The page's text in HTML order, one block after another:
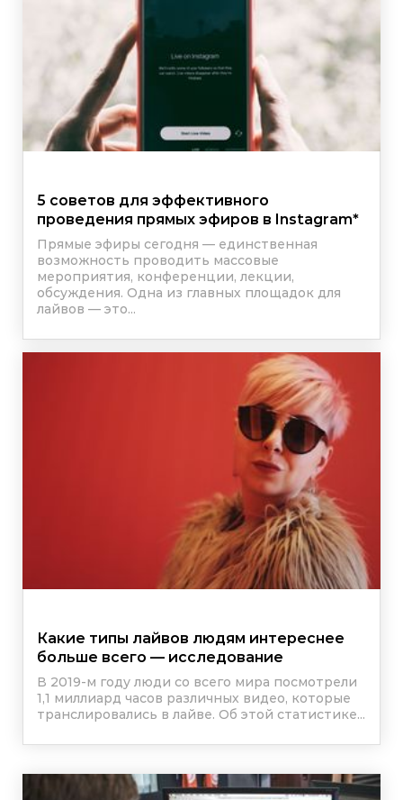
5 советов для эффективного
проведения прямых эфиров в Instagram*
Прямые эфиры сегодня — единственная
возможность проводить массовые
мероприятия, конференции, лекции,
обсуждения. Одна из главных площадок для
лайвов — это...
Какие типы лайвов людям интереснее
больше всего — исследование
В 2019-м году люди со всего мира посмотрели
1,1 миллиард часов различных видео, которые
транслировались в лайве. Об этой статистике...